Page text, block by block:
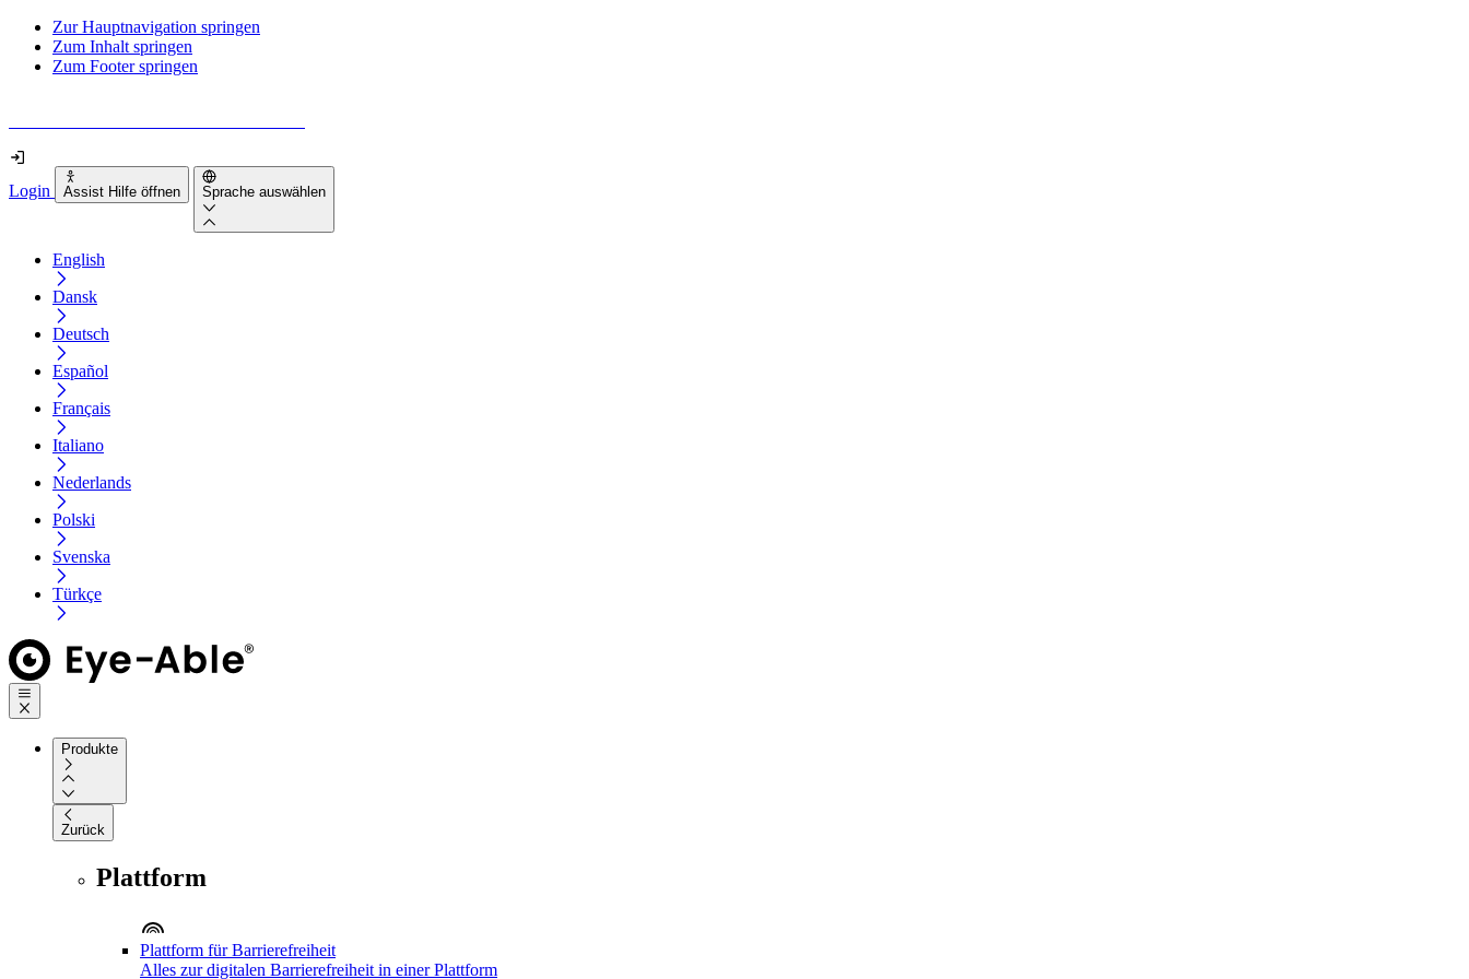
Zur Hauptnavigation springen
Zum Inhalt springen
Zum Footer springen
Login Assist Hilfe öffnen Sprache auswählen
English
Dansk
Deutsch
Español
Français
Italiano
Nederlands
Polski
Svenska
Türkçe
Produkte
Zurück
Plattform
Plattform für Barrierefreiheit
Alles zur digitalen Barrierefreiheit in einer Plattform